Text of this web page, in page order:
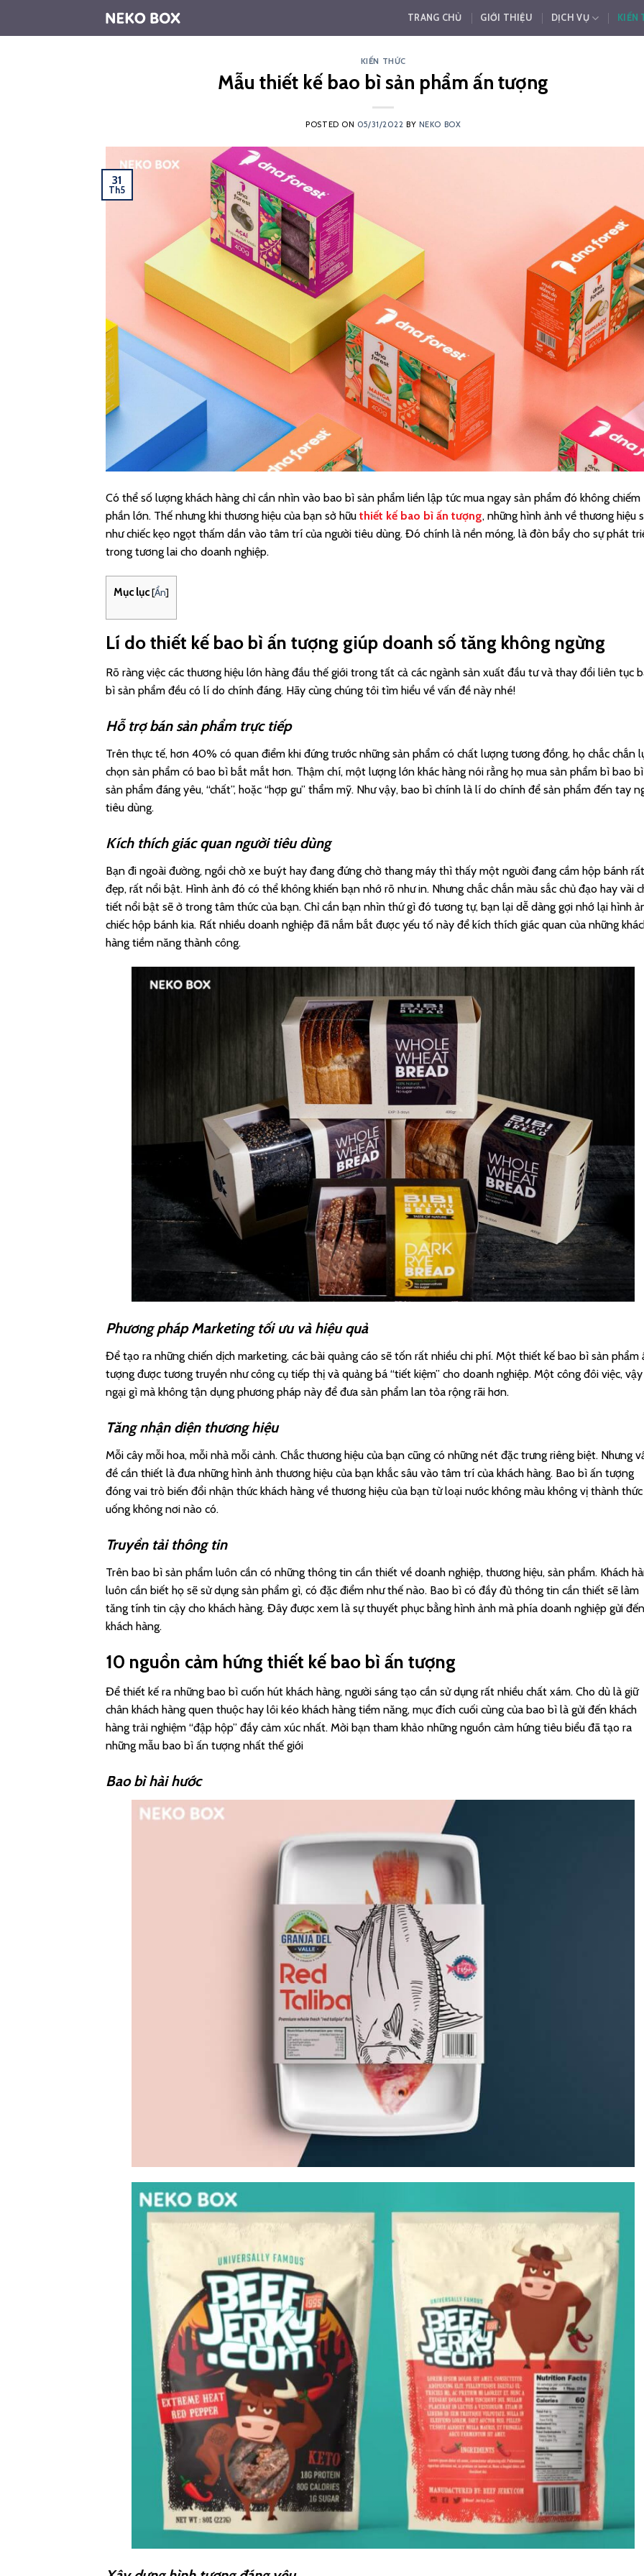
TRANG CHỦ GIỚI THIỆU DỊCH VỤ KIẾN
KIẾN THỨC
Mẫu thiết kế bao bì sản phẩm ấn tượng
POSTED ON 05/31/2022 BY NEKO BOX
31
Th5
Có thể số lượng khách hàng chỉ cần nhìn vào bao bì sản phẩm liền lập tức mua ngay sản phẩm đó không chiếm
phần lớn. Thế nhưng khi thương hiệu của bạn sở hữu thiết kế bao bì ấn tượng, những hình ảnh về thương hiệu
như chiếc kẹo ngọt thấm dần vào tâm trí của người tiêu dùng. Đó chính là nền móng, là đòn bẩy cho sự phát
trong tương lai cho doanh nghiệp.
Mục lục[Ẩn]
Lí do thiết kế bao bì ấn tượng giúp doanh số tăng không ngừng
Rõ ràng việc các thương hiệu lớn hàng đầu thế giới trong tất cả các ngành sản xuất đầu tư và thay đổi liên tục
bì sản phẩm đều có lí do chính đáng. Hãy cùng chúng tôi tìm hiểu về vấn đề này nhé!
Hỗ trợ bán sản phẩm trực tiếp
Trên thực tế, hơn 40% có quan điểm khi đứng trước những sản phẩm có chất lượng tương đồng, họ chắc chắn
chọn sản phẩm có bao bì bắt mắt hơn. Thậm chí, một lượng lớn khác hàng nói rằng họ mua sản phẩm bì bao bì
sản phẩm đáng yêu, “chất”, hoặc “hợp gu” thẩm mỹ. Như vậy, bao bì chính là lí do chính để sản phẩm đến tay
tiêu dùng.
Kích thích giác quan người tiêu dùng
Bạn đi ngoài đường, ngồi chờ xe buýt hay đang đứng chờ thang máy thì thấy một người đang cầm hộp bánh rất
đẹp, rất nổi bật. Hình ảnh đó có thể không khiến bạn nhớ rõ như in. Nhưng chắc chắn màu sắc chủ đạo hay vài
tiết nổi bật sẽ ở trong tâm thức của bạn. Chỉ cần bạn nhìn thứ gì đó tương tự, bạn lại dễ dàng gợi nhớ lại hình
chiếc hộp bánh kia. Rất nhiều doanh nghiệp đã nắm bắt được yếu tố này để kích thích giác quan của những
hàng tiềm năng thành công.
Phương pháp Marketing tối ưu và hiệu quả
Để tạo ra những chiến dịch marketing, các bài quảng cáo sẽ tốn rất nhiều chi phí. Một thiết kế bao bì sản phẩm
tượng được tương truyền như công cụ tiếp thị và quảng bá “tiết kiệm” cho doanh nghiệp. Một công đôi việc,
ngại gì mà không tận dụng phương pháp này để đưa sản phẩm lan tỏa rộng rãi hơn.
Tăng nhận diện thương hiệu
Mỗi cây mỗi hoa, mỗi nhà mỗi cảnh. Chắc thương hiệu của bạn cũng có những nét đặc trưng riêng biệt. Nhưng
đề cần thiết là đưa những hình ảnh thương hiệu của bạn khắc sâu vào tâm trí của khách hàng. Bao bì ấn tượng
đóng vai trò biến đổi nhận thức khách hàng về thương hiệu của bạn từ loại nước không màu không vị thành thức
uống không nơi nào có.
Truyền tải thông tin
Trên bao bì sản phẩm luôn cần có những thông tin cần thiết về doanh nghiệp, thương hiệu, sản phẩm. Khách
luôn cần biết họ sẽ sử dụng sản phẩm gì, có đặc điểm như thế nào. Bao bì có đầy đủ thông tin cần thiết sẽ làm
tăng tính tin cậy cho khách hàng. Đây được xem là sự thuyết phục bằng hình ảnh mà phía doanh nghiệp gửi đến
khách hàng.
10 nguồn cảm hứng thiết kế bao bì ấn tượng
Để thiết kế ra những bao bì cuốn hút khách hàng, người sáng tạo cần sử dụng rất nhiều chất xám. Cho dù là giữ
chân khách hàng quen thuộc hay lôi kéo khách hàng tiềm năng, mục đích cuối cùng của bao bì là gửi đến khách
hàng trải nghiệm “đập hộp” đầy cảm xúc nhất. Mời bạn tham khảo những nguồn cảm hứng tiêu biểu đã tạo ra
những mẫu bao bì ấn tượng nhất thế giới
Bao bì hài hước